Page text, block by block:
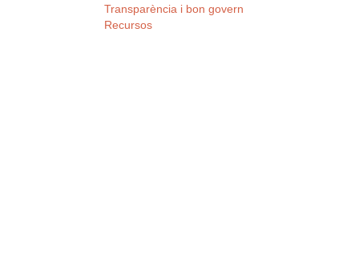
Transparència i bon govern
Recursos